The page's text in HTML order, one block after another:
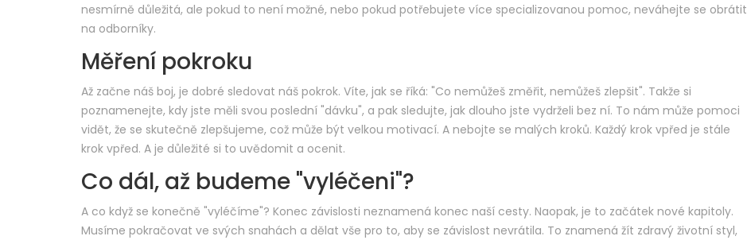
nesmírně důležitá, ale pokud to není možné, nebo pokud potřebujete více specializovanou pomoc, neváhejte se obrátit
na odborníky.
Měření pokroku
Až začne náš boj, je dobré sledovat náš pokrok. Víte, jak se říká: "Co nemůžeš změřit, nemůžeš zlepšit". Takže si
poznamenejte, kdy jste měli svou poslední "dávku", a pak sledujte, jak dlouho jste vydrželi bez ní. To nám může pomoci
vidět, že se skutečně zlepšujeme, což může být velkou motivací. A nebojte se malých kroků. Každý krok vpřed je stále
krok vpřed. A je důležité si to uvědomit a ocenit.
Co dál, až budeme "vyléčeni"?
A co když se konečně "vyléčíme"? Konec závislosti neznamená konec naší cesty. Naopak, je to začátek nové kapitoly.
Musíme pokračovat ve svých snahách a dělat vše pro to, aby se závislost nevrátila. To znamená žít zdravý životní styl,